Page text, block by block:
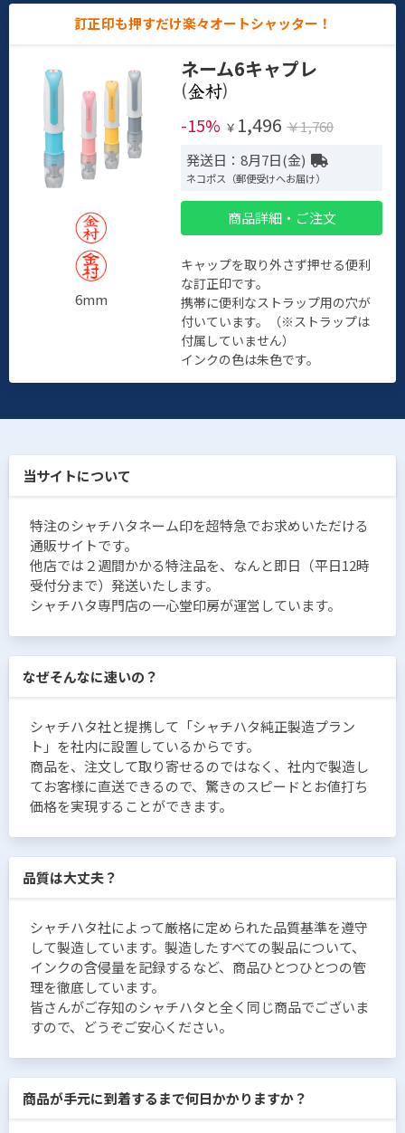
訂正印も押すだけ楽々オートシャッター！
6mm
ネーム6キャプレ
(
)
-15% ￥ 1,496 ￥1,760
発送日：8月7日(金)
ネコポス（郵便受けへお届け）
商品詳細・ご注文
キャップを取り外さず押せる便利
な訂正印です。
携帯に便利なストラップ用の穴が
付いています。（※ストラップは
付属していません）
インクの色は朱色です。
当サイトについて
特注のシャチハタネーム印を超特急でお求めいただける
通販サイトです。
他店では２週間かかる特注品を、なんと即日（平日12時
受付分まで）発送いたします。
シャチハタ専門店の一心堂印房が運営しています。
なぜそんなに速いの？
シャチハタ社と提携して「シャチハタ純正製造プラン
ト」を社内に設置しているからです。
商品を、注文して取り寄せるのではなく、社内で製造し
てお客様に直送できるので、驚きのスピードとお値打ち
価格を実現することができます。
品質は大丈夫？
シャチハタ社によって厳格に定められた品質基準を遵守
して製造しています。製造したすべての製品について、
インクの含侵量を記録するなど、商品ひとつひとつの管
理を徹底しています。
皆さんがご存知のシャチハタと全く同じ商品でございま
すので、どうぞご安心ください。
商品が手元に到着するまで何日かかりますか？